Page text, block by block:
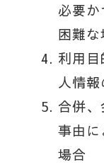
必要
困難な
利用
人情
合併
事由に
場合